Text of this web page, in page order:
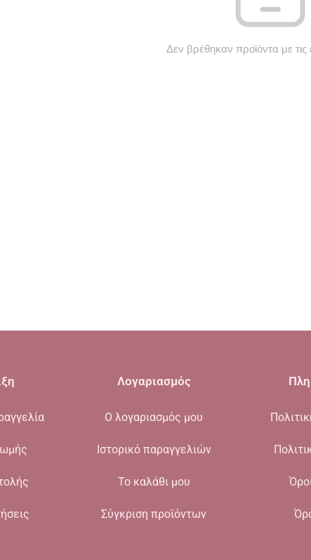
Δεν βρέθηκαν προϊόντα με τις
Λογαριασμός
Ο λογαριασμός μου
Ιστορικό παραγγελιών
Το καλάθι μου
Σύγκριση προϊόντων